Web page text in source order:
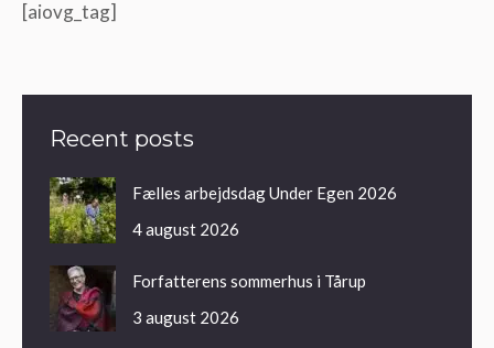
[aiovg_tag]
Recent posts
Fælles arbejdsdag Under Egen 2026
4 august 2026
Forfatterens sommerhus i Tårup
3 august 2026